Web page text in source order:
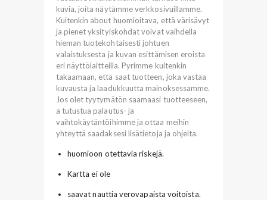
kuvia, joita näytämme verkkosivuillamme.
Kuitenkin about huomioitava, että värisävyt
ja pienet yksityiskohdat voivat vaihdella
hieman tuotekohtaisesti johtuen
valaistuksesta ja kuvan esittämisen eroista
eri näyttölaitteilla. Pyrimme kuitenkin
takaamaan, että saat tuotteen, joka vastaa
kuvausta ja laadukkuutta mainoksessamme.
Jos olet tyytymätön saamaasi tuotteeseen,
a tutustua palautus- ja
vaihtokäytäntöihimme ja ottaa meihin
yhteyttä saadaksesi lisätietoja ja ohjeita.
huomioon otettavia riskejä.
Kartta ei ole
saavat nauttia verovapaista voitoista.